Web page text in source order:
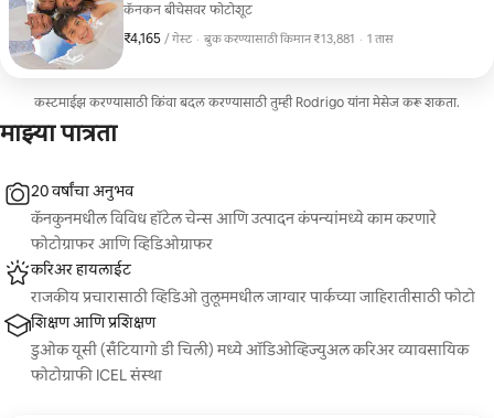
कॅनकन बीचेसवर फोटोशूट
₹4,165 / गेस्ट
₹4,165 प्रति गेस्ट· बुक करण्यासाठी किमान ₹13,881
, · 1 तास
कस्टमाईझ करण्यासाठी किंवा बदल करण्यासाठी तुम्ही Rodrigo यांना मेसेज करू शकता.
माझ्या पात्रता
20 वर्षांचा अनुभव
कॅनकुनमधील विविध हॉटेल चेन्स आणि उत्पादन कंपन्यांमध्ये काम करणारे
फोटोग्राफर आणि व्हिडिओग्राफर
करिअर हायलाईट
राजकीय प्रचारासाठी व्हिडिओ तुलूममधील जाग्वार पार्कच्या जाहिरातीसाठी फोटो
शिक्षण आणि प्रशिक्षण
डुओक यूसी (सॅंटियागो डी चिली) मध्ये ऑडिओव्हिज्युअल करिअर व्यावसायिक
फोटोग्राफी ICEL संस्था